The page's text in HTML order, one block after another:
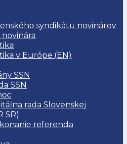
syndikátu novinárov
v Európe (EN)
SSN
SSN
rada Slovenskej
SR)
referenda